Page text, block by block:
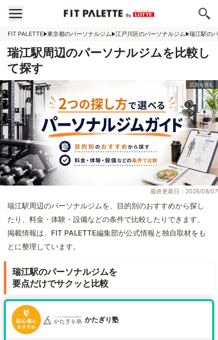
FIT PALETTE 東京都のパーソナルジム 江戸川区のパーソナルジム 瑞江駅の
瑞江駅周辺のパーソナルジムを比較し
て探す
最終更新日：2026/08/07
瑞江駅周辺のパーソナルジムを、目的別のおすすめから探し
たり、料金・体験・設備などの条件で比較したりできます。
掲載情報は、FIT PALETTE編集部が公式情報と独自取材をも
とに整理しています。
瑞江駅のパーソナルジムを
要点だけでサクッと比較
かたぎり塾